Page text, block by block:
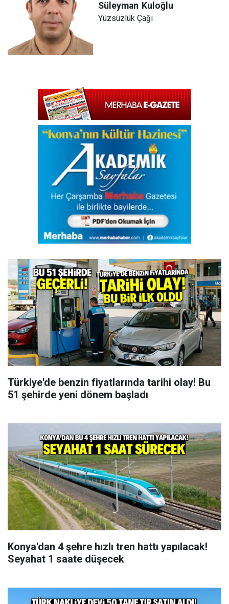
Süleyman Kuloğlu
Yüzsüzlük Çağı
Türkiye'de benzin fiyatlarında tarihi olay! Bu
51 şehirde yeni dönem başladı
Konya'dan 4 şehre hızlı tren hattı yapılacak!
Seyahat 1 saate düşecek